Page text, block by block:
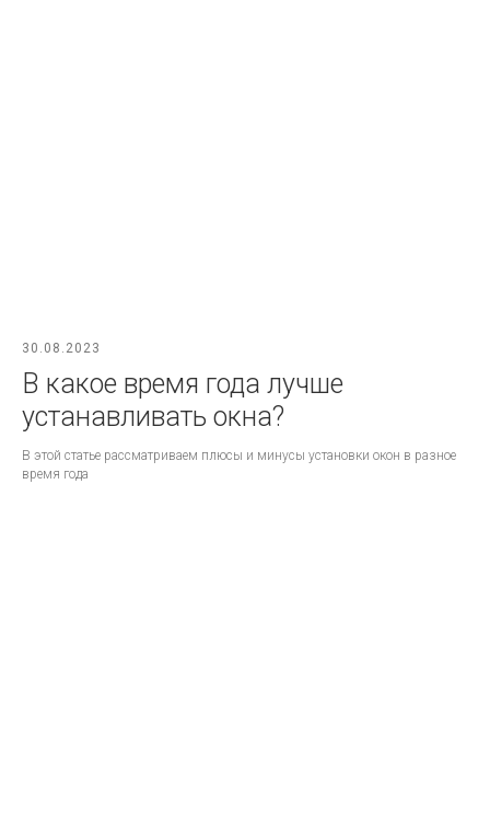
30.08.2023
В какое время года лучше
устанавливать окна?
В этой статье рассматриваем плюсы и минусы установки окон в разное
время года